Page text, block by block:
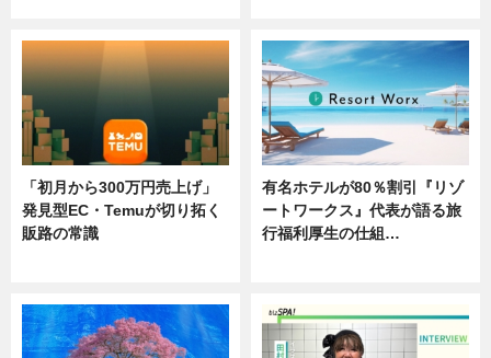
「初月から300万円売上げ」
発見型EC・Temuが切り拓く
販路の常識
有名ホテルが80％割引『リゾ
ートワークス』代表が語る旅
行福利厚生の仕組…